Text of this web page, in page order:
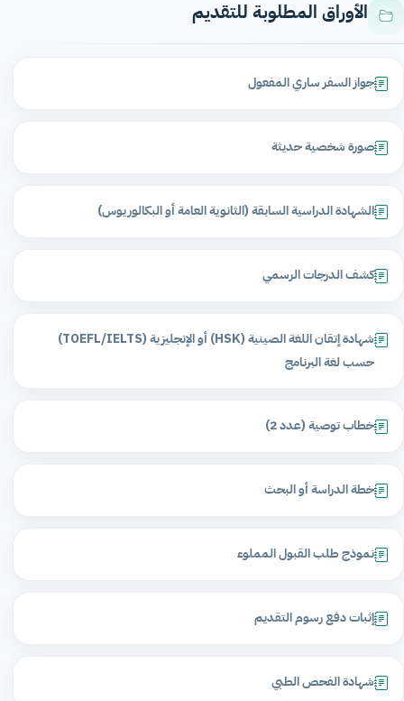
الأوراق المطلوبة للتقديم
جواز السفر ساري المفعول
صورة شخصية حديثة
الشهادة الدراسية السابقة (الثانوية العامة أو البكالوريوس)
كشف الدرجات الرسمي
شهادة إتقان اللغة الصينية (HSK) أو الإنجليزية (TOEFL/IELTS)
حسب لغة البرنامج
خطاب توصية (عدد 2)
خطة الدراسة أو البحث
نموذج طلب القبول المملوء
إثبات دفع رسوم التقديم
شهادة الفحص الطبي